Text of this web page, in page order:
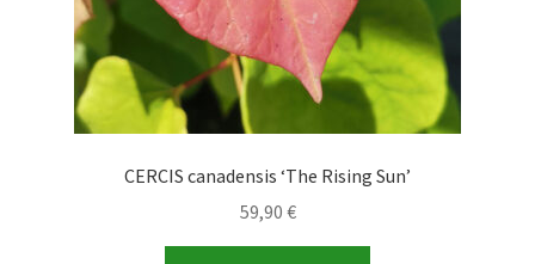
CERCIS canadensis ‘The Rising Sun’
59,90 €